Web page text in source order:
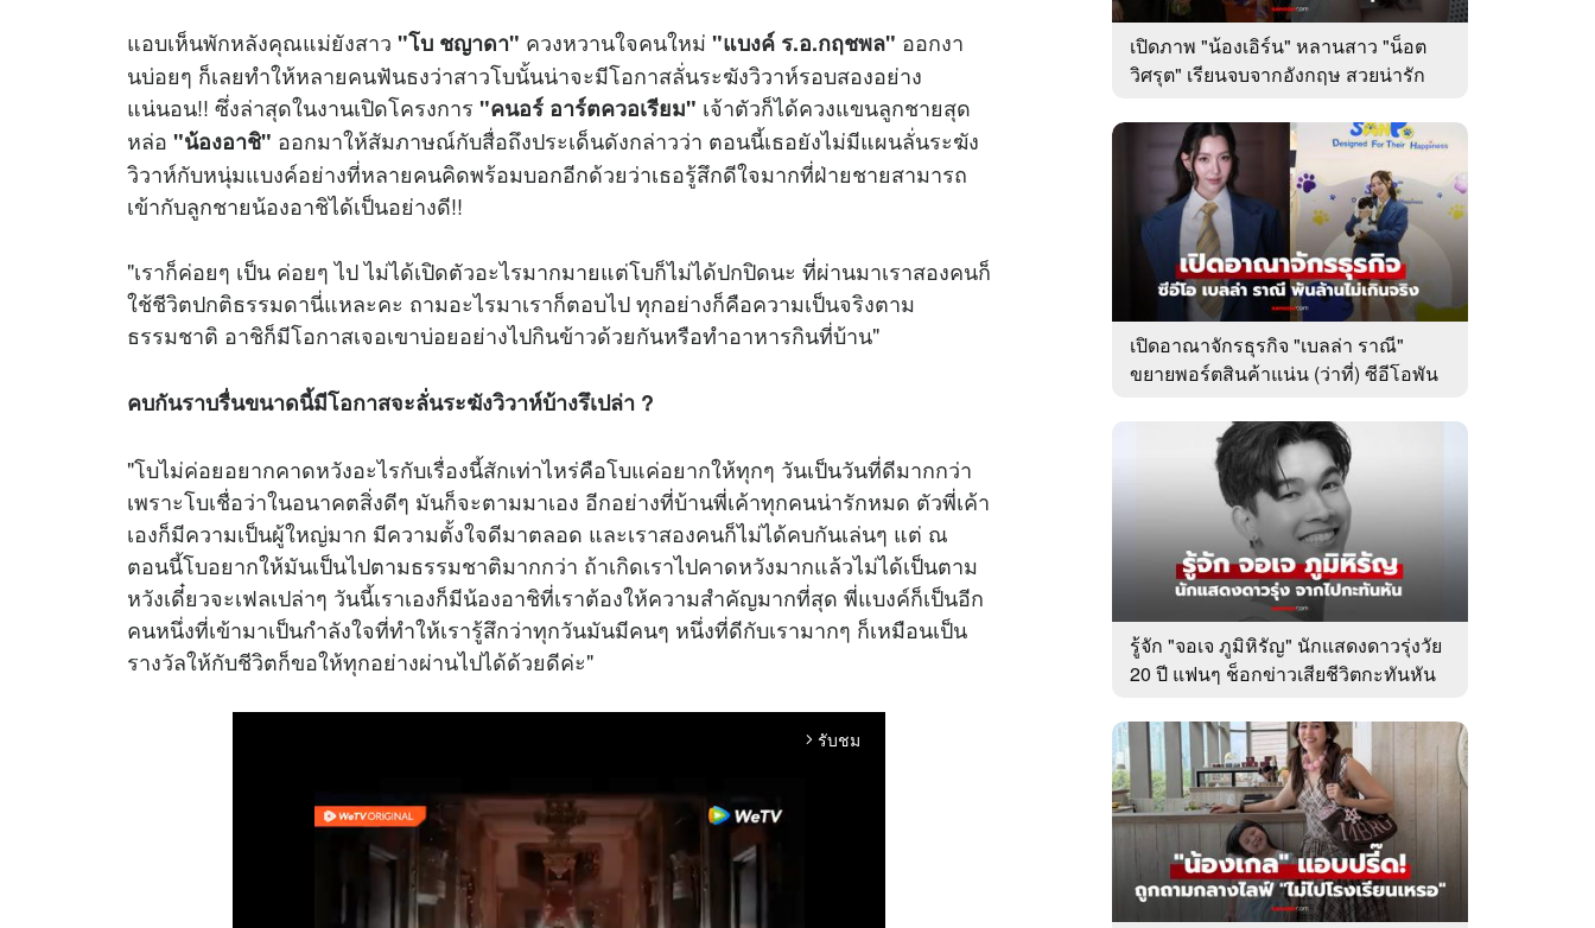
แอบเห็นพักหลังคุณแม่ยังสาว "โบ ชญาดา" ควงหวานใจคนใหม่ "แบงค์ ร.อ.กฤชพล" ออกงา
นบ่อยๆ ก็เลยทำให้หลายคนฟันธงว่าสาวโบนั้นน่าจะมีโอกาสลั่นระฆังวิวาห์รอบสองอย่าง
แน่นอน!! ซึ่งล่าสุดในงานเปิดโครงการ "คนอร์ อาร์ตควอเรียม" เจ้าตัวก็ได้ควงแขนลูกชายสุด
หล่อ "น้องอาชิ" ออกมาให้สัมภาษณ์กับสื่อถึงประเด็นดังกล่าวว่า ตอนนี้เธอยังไม่มีแผนลั่นระฆัง
วิวาห์กับหนุ่มแบงค์อย่างที่หลายคนคิดพร้อมบอกอีกด้วยว่าเธอรู้สึกดีใจมากที่ฝ่ายชายสามารถ
เข้ากับลูกชายน้องอาชิได้เป็นอย่างดี!!
"เราก็ค่อยๆ เป็น ค่อยๆ ไป ไม่ได้เปิดตัวอะไรมากมายแต่โบก็ไม่ได้ปกปิดนะ ที่ผ่านมาเราสองคนก็
ใช้ชีวิตปกติธรรมดานี่แหละคะ ถามอะไรมาเราก็ตอบไป ทุกอย่างก็คือความเป็นจริงตาม
ธรรมชาติ อาชิก็มีโอกาสเจอเขาบ่อยอย่างไปกินข้าวด้วยกันหรือทำอาหารกินที่บ้าน"
คบกันราบรื่นขนาดนี้มีโอกาสจะลั่นระฆังวิวาห์บ้างรึเปล่า ?
"โบไม่ค่อยอยากคาดหวังอะไรกับเรื่องนี้สักเท่าไหร่คือโบแค่อยากให้ทุกๆ วันเป็นวันที่ดีมากกว่า
เพราะโบเชื่อว่าในอนาคตสิ่งดีๆ มันก็จะตามมาเอง อีกอย่างที่บ้านพี่เค้าทุกคนน่ารักหมด ตัวพี่เค้า
เองก็มีความเป็นผู้ใหญ่มาก มีความตั้งใจดีมาตลอด และเราสองคนก็ไม่ได้คบกันเล่นๆ แต่ ณ
ตอนนี้โบอยากให้มันเป็นไปตามธรรมชาติมากกว่า ถ้าเกิดเราไปคาดหวังมากแล้วไม่ได้เป็นตาม
หวังเดี๋ยวจะเฟลเปล่าๆ วันนี้เราเองก็มีน้องอาชิที่เราต้องให้ความสำคัญมากที่สุด พี่แบงค์ก็เป็นอีก
คนหนึ่งที่เข้ามาเป็นกำลังใจที่ทำให้เรารู้สึกว่าทุกวันมันมีคนๆ หนึ่งที่ดีกับเรามากๆ ก็เหมือนเป็น
รางวัลให้กับชีวิตก็ขอให้ทุกอย่างผ่านไปได้ด้วยดีค่ะ"
arrow_forward_ios รับชม
เปิดภาพ "น้องเอิร์น" หลานสาว "น็อต
วิศรุต" เรียนจบจากอังกฤษ สวยน่ารัก
เปิดอาณาจักรธุรกิจ "เบลล่า ราณี"
ขยายพอร์ตสินค้าแน่น (ว่าที่) ซีอีโอพัน
รู้จัก "จอเจ ภูมิหิรัญ" นักแสดงดาวรุ่งวัย
20 ปี แฟนๆ ช็อกข่าวเสียชีวิตกะทันหัน